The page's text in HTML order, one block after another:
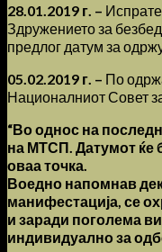
28.01.2019 г. –
Здружението за
предлог датум за
05.02.2019 г. – По
Националниот Совет
“Во однос на
на МТСП. Датумот ќе
оваа точка.
Воедно напомнав
манифестација, се
и заради поголема
индивидуално за